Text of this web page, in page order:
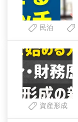
民泊
資産形成